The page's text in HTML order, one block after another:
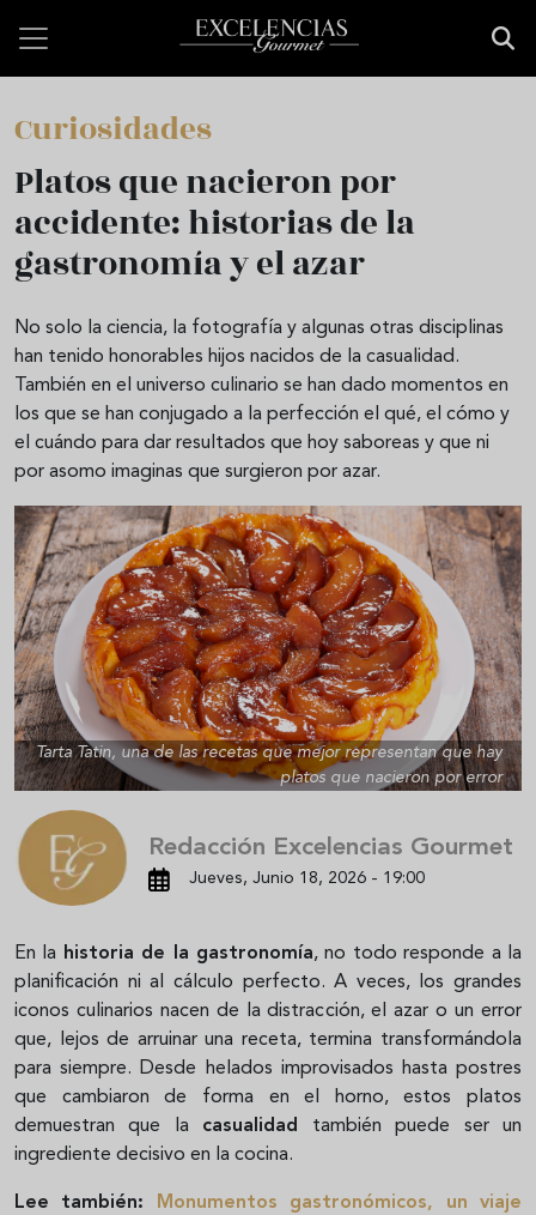
Curiosidades
Platos que nacieron por
accidente: historias de la
gastronomía y el azar
No solo la ciencia, la fotografía y algunas otras disciplinas
han tenido honorables hijos nacidos de la casualidad.
También en el universo culinario se han dado momentos en
los que se han conjugado a la perfección el qué, el cómo y
el cuándo para dar resultados que hoy saboreas y que ni
por asomo imaginas que surgieron por azar.
Tarta Tatin, una de las recetas que mejor representan que hay
platos que nacieron por error
Redacción Excelencias Gourmet
Jueves, Junio 18, 2026 - 19:00
En la historia de la gastronomía, no todo responde a la
planificación ni al cálculo perfecto. A veces, los grandes
iconos culinarios nacen de la distracción, el azar o un error
que, lejos de arruinar una receta, termina transformándola
para siempre. Desde helados improvisados hasta postres
que cambiaron de forma en el horno, estos platos
demuestran que la casualidad también puede ser un
ingrediente decisivo en la cocina.
Lee también: Monumentos gastronómicos, un viaje